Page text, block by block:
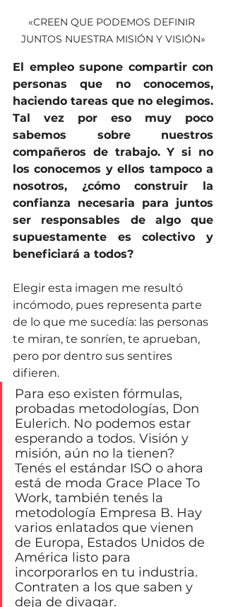
«CREEN QUE PODEMOS DEFINIR
JUNTOS NUESTRA MISIÓN Y VISIÓN»
El empleo supone compartir con
personas que no conocemos,
haciendo tareas que no elegimos.
Tal vez por eso muy poco
sabemos sobre nuestros
compañeros de trabajo. Y si no
los conocemos y ellos tampoco a
nosotros, ¿cómo construir la
confianza necesaria para juntos
ser responsables de algo que
supuestamente es colectivo y
beneficiará a todos?
Elegir esta imagen me resultó
incómodo, pues representa parte
de lo que me sucedía: las personas
te miran, te sonríen, te aprueban,
pero por dentro sus sentires
difieren.
Para eso existen fórmulas,
probadas metodologías, Don
Eulerich. No podemos estar
esperando a todos. Visión y
misión, aún no la tienen?
Tenés el estándar ISO o ahora
está de moda Grace Place To
Work, también tenés la
metodología Empresa B. Hay
varios enlatados que vienen
de Europa, Estados Unidos de
América listo para
incorporarlos en tu industria.
Contraten a los que saben y
deja de divagar.